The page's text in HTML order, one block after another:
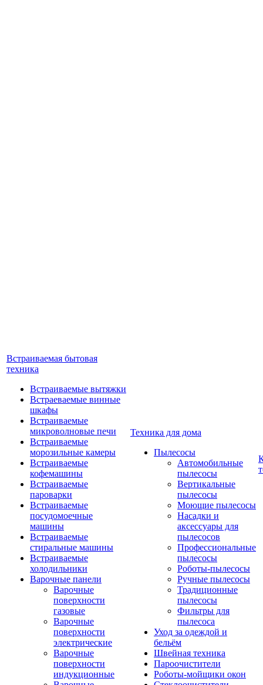
Встраиваемая бытовая
техника
Встраиваемые вытяжки
Встраеваемые винные
шкафы
Встраиваемые
микроволновые печи
Встраиваемые
морозильные камеры
Встраиваемые
кофемашины
Встраиваемые
пароварки
Встраиваемые
посудомоечные
машины
Встраиваемые
стиральные машины
Встраиваемые
холодильники
Варочные панели
Варочные
поверхности
газовые
Варочные
поверхности
электрические
Варочные
поверхности
индукционные
Техника для дома
Пылесосы
Автомобильные
пылесосы
Вертикальные
пылесосы
Моющие пылесосы
Насадки и
аксессуары для
пылесосов
Профессиональные
пылесосы
Роботы-пылесосы
Ручные пылесосы
Традиционные
пылесосы
Фильтры для
пылесоса
Уход за одеждой и
бельём
Швейная техника
Пароочистители
Роботы-мойщики окон